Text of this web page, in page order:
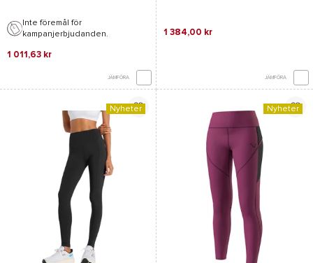
Inte föremål för
kampanjerbjudanden.
1 011,63 kr
JÄMFÖRA
1 384,00 kr
JÄMFÖRA
Nyheter Nyheter